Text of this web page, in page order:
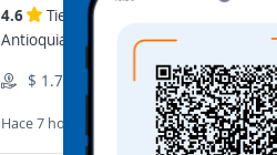
4.6 Tiempos SAS
Antioquia
$ 1.750.904,00 (Mensual)
Hace 7 horas Aplicar